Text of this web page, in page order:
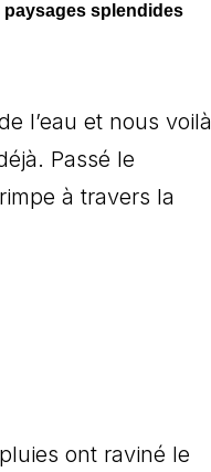
paysages splendides
l’eau et nous voilà
Passé le
à travers la
ont raviné le